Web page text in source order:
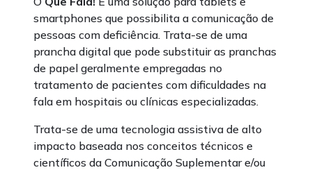
smartphones que possibilita a comunicação de
pessoas com deficiência. Trata-se de uma
prancha digital que pode substituir as pranchas
de papel geralmente empregadas no
tratamento de pacientes com dificuldades na
fala em hospitais ou clínicas especializadas.
Trata-se de uma tecnologia assistiva de alto
impacto baseada nos conceitos técnicos e
científicos da Comunicação Suplementar e/ou